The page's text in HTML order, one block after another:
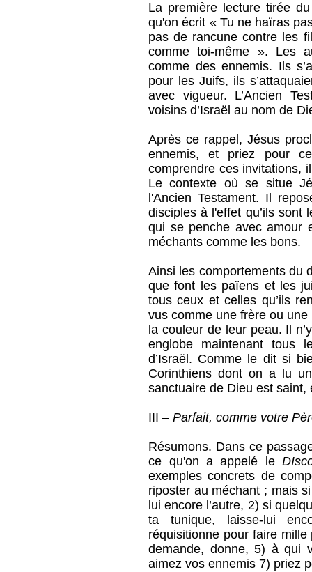
La première lecture tirée
qu'on écrit « Tu ne haïras
pas de rancune contre les
comme toi-même ». Les
comme des ennemis. Ils
pour les Juifs, ils
avec vigueur. L’Ancien
voisins d’Israël au nom de
Après ce rappel, Jésus
ennemis, et priez pour
comprendre ces invitations,
Le contexte où se situe
l'Ancien Testament. Il
disciples à l'effet qu’ils
qui se penche avec amour
méchants comme les bons.
Ainsi les comportements du
que font les païens et les
tous ceux et celles qu’ils
vus comme une frère ou
la couleur de leur peau. Il
englobe maintenant tous
d’Israël. Comme le dit si
Corinthiens dont on a lu
sanctuaire de Dieu est saint,
III –Parfait, comme votre
Résumons. Dans ce
ce qu'on a appelé le
exemples concrets de
riposter au méchant ; mais
lui encore l’autre, 2) si
ta tunique, laisse-lui
réquisitionne pour faire
demande, donne, 5) à qui
aimez vos ennemis 7) priez